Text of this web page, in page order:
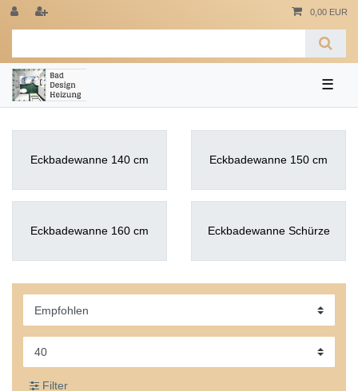
0,00 EUR
☰
Eckbadewanne 140 cm Eckbadewanne 150 cm
Eckbadewanne 160 cm Eckbadewanne Schürze
Filter